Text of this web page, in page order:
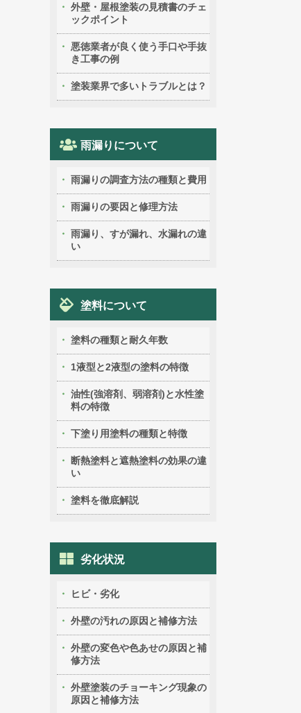
外壁・屋根塗装の見積書のチェ
ックポイント
悪徳業者が良く使う手口や手抜
き工事の例
塗装業界で多いトラブルとは？
雨漏りについて
雨漏りの調査方法の種類と費用
雨漏りの要因と修理方法
雨漏り、すが漏れ、水漏れの違
い
塗料について
塗料の種類と耐久年数
1液型と2液型の塗料の特徴
油性(強溶剤、弱溶剤)と水性塗
料の特徴
下塗り用塗料の種類と特徴
断熱塗料と遮熱塗料の効果の違
い
塗料を徹底解説
劣化状況
ヒビ・劣化
外壁の汚れの原因と補修方法
外壁の変色や色あせの原因と補
修方法
外壁塗装のチョーキング現象の
原因と補修方法